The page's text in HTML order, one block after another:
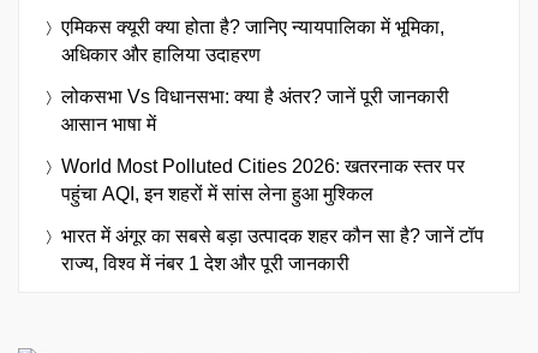
एमिकस क्यूरी क्या होता है? जानिए न्यायपालिका में भूमिका,
अधिकार और हालिया उदाहरण
लोकसभा Vs विधानसभा: क्या है अंतर? जानें पूरी जानकारी
आसान भाषा में
World Most Polluted Cities 2026: खतरनाक स्तर पर
पहुंचा AQI, इन शहरों में सांस लेना हुआ मुश्किल
भारत में अंगूर का सबसे बड़ा उत्पादक शहर कौन सा है? जानें टॉप
राज्य, विश्व में नंबर 1 देश और पूरी जानकारी